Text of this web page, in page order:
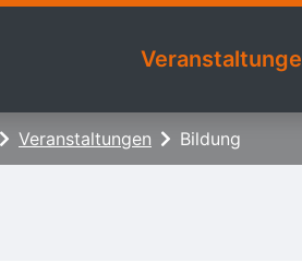
Veranstaltungen Bildung